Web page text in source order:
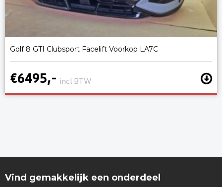
Golf 8 GTI Clubsport Facelift Voorkop LA7C
€6495,- incl BTW
Vind gemakkelijk een onderdeel